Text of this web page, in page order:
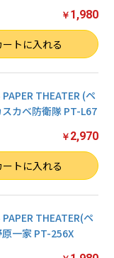
￥ 1,980
ートに入れる
THEATER (ペ
カベ防衛隊 PT-L67
￥ 2,970
ートに入れる
THEATER(ペ
一家 PT-256X